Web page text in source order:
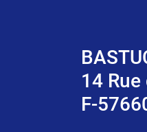
14 Rue
F-